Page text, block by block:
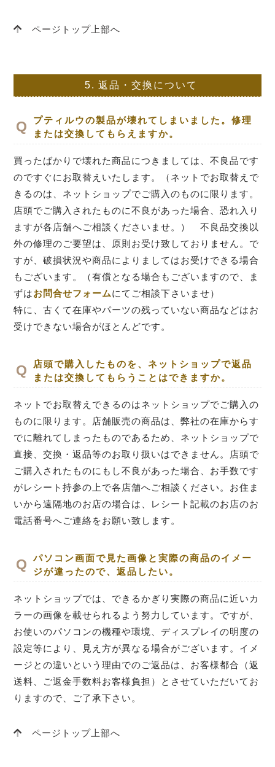
ページトップ上部へ
5. 返品・交換について
プティルウの製品が壊れてしまいました。修理
または交換してもらえますか。
買ったばかりで壊れた商品につきましては、不良品です
のですぐにお取替えいたします。（ネットでお取替えで
きるのは、ネットショップでご購入のものに限ります。
店頭でご購入されたものに不良があった場合、恐れ入り
ますが各店舗へご相談くださいませ。） 不良品交換以
外の修理のご要望は、原則お受け致しておりません。で
すが、破損状況や商品によりましてはお受けできる場合
もございます。（有償となる場合もございますので、ま
ずはお問合せフォームにてご相談下さいませ）
特に、古くて在庫やパーツの残っていない商品などはお
受けできない場合がほとんどです。
店頭で購入したものを、ネットショップで返品
または交換してもらうことはできますか。
ネットでお取替えできるのはネットショップでご購入の
ものに限ります。店舗販売の商品は、弊社の在庫からす
でに離れてしまったものであるため、ネットショップで
直接、交換・返品等のお取り扱いはできません。店頭で
ご購入されたものにもし不良があった場合、お手数です
がレシート持参の上で各店舗へご相談ください。お住ま
いから遠隔地のお店の場合は、レシート記載のお店のお
電話番号へご連絡をお願い致します。
パソコン画面で見た画像と実際の商品のイメー
ジが違ったので、返品したい。
ネットショップでは、できるかぎり実際の商品に近いカ
ラーの画像を載せられるよう努力しています。ですが、
お使いのパソコンの機種や環境、ディスプレイの明度の
設定等により、見え方が異なる場合がございます。イメ
ージとの違いという理由でのご返品は、お客様都合（返
送料、ご返金手数料お客様負担）とさせていただいてお
りますので、ご了承下さい。
ページトップ上部へ